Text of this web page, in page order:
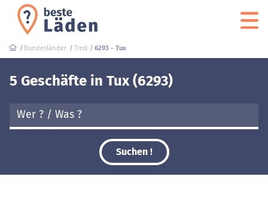
Bundesländer Tirol 6293 - Tux
5 Geschäfte in Tux (6293)
Suchen !